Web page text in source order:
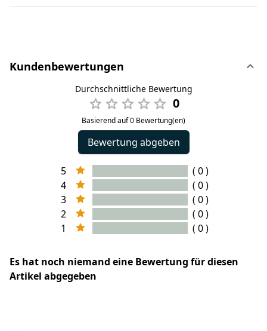
Kundenbewertungen
Durchschnittliche Bewertung
0
Basierend auf 0 Bewertung(en)
Bewertung abgeben
5
( 0 )
4
( 0 )
3
( 0 )
2
( 0 )
1
( 0 )
Es hat noch niemand eine Bewertung für diesen
Artikel abgegeben